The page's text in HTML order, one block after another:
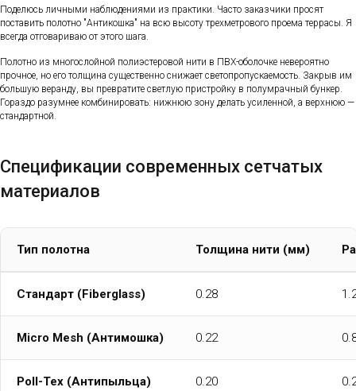
Поделюсь личными наблюдениями из практики. Часто заказчики просят
поставить полотно "Антикошка" на всю высоту трехметрового проема террасы. Я
всегда отговариваю от этого шага.
Полотно из многослойной полиэстеровой нити в ПВХ-оболочке невероятно
прочное, но его толщина существенно снижает светопропускаемость. Закрыв им
большую веранду, вы превратите светлую пристройку в полумрачный бункер.
Гораздо разумнее комбинировать: нижнюю зону делать усиленной, а верхнюю —
стандартной.
Спецификации современных сетчатых
материалов
Тип полотна Толщина нити (мм)
Стандарт (Fiberglass) 0.28
Micro Mesh (Антимошка) 0.22
Poll-Tex (Антипыльца) 0.20